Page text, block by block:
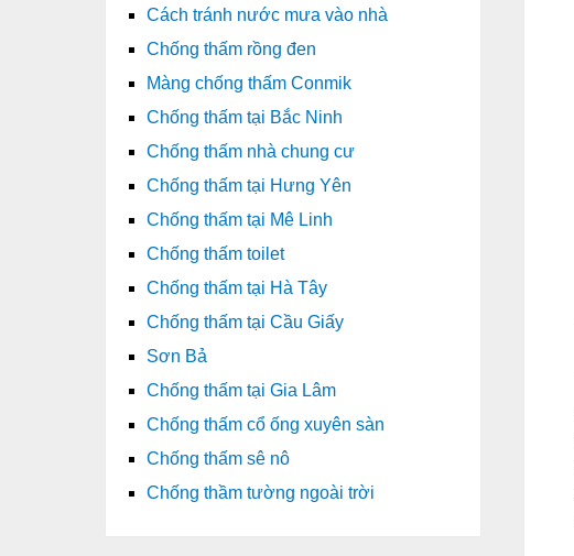
Cách tránh nước mưa vào nhà
Chống thấm rồng đen
Màng chống thấm Conmik
Chống thấm tại Bắc Ninh
Chống thấm nhà chung cư
Chống thấm tại Hưng Yên
Chống thấm tại Mê Linh
Chống thấm toilet
Chống thấm tại Hà Tây
Chống thấm tại Cầu Giấy
Sơn Bả
Chống thấm tại Gia Lâm
Chống thấm cổ ống xuyên sàn
Chống thấm sê nô
Chống thầm tường ngoài trời